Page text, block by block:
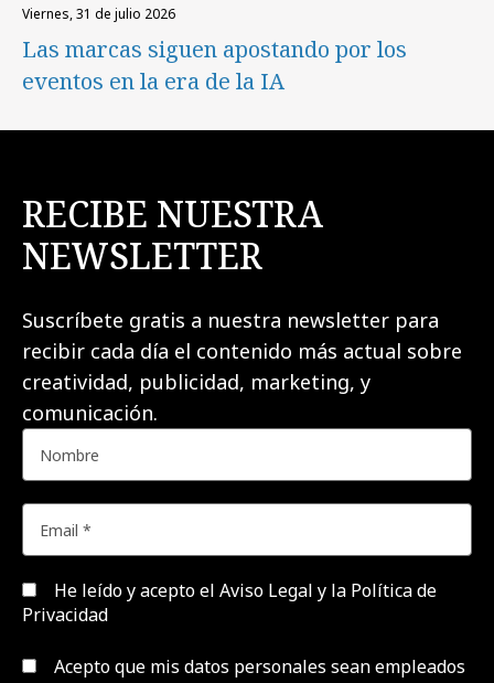
viernes, 31 de julio 2026
Las marcas siguen apostando por los
eventos en la era de la IA
RECIBE NUESTRA
NEWSLETTER
Suscríbete gratis a nuestra newsletter para
recibir cada día el contenido más actual sobre
creatividad, publicidad, marketing, y
comunicación.
He leído y acepto el Aviso Legal y la Política de
Privacidad
Acepto que mis datos personales sean empleados